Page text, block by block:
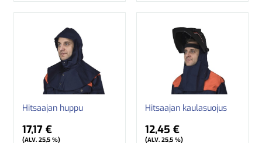
Hitsaajan huppu
17,17 €
(ALV. 25,5 %)
Hitsaajan kaulasuojus
12,45 €
(ALV. 25,5 %)